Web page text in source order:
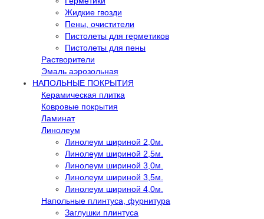
Жидкие гвозди
Пены, очистители
Пистолеты для герметиков
Пистолеты для пены
Растворители
Эмаль аэрозольная
НАПОЛЬНЫЕ ПОКРЫТИЯ
Керамическая плитка
Ковровые покрытия
Ламинат
Линолеум
Линолеум шириной 2,0м.
Линолеум шириной 2,5м.
Линолеум шириной 3,0м.
Линолеум шириной 3,5м.
Линолеум шириной 4,0м.
Напольные плинтуса, фурнитура
Заглушки плинтуса